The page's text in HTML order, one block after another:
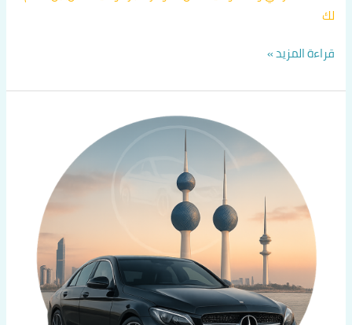
لك
قراءة المزيد »
اتصل
60036648
تاكسي